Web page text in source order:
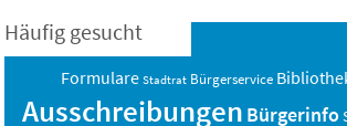
Häufig gesucht
Formulare Stadtrat Bürgerservice
Ausschreibungen Bürgerinfo